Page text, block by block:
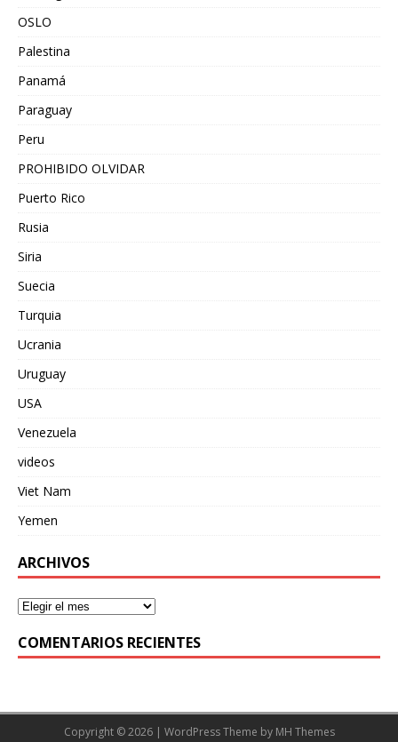
OSLO
Palestina
Panamá
Paraguay
Peru
PROHIBIDO OLVIDAR
Puerto Rico
Rusia
Siria
Suecia
Turquia
Ucrania
Uruguay
USA
Venezuela
videos
Viet Nam
Yemen
ARCHIVOS
COMENTARIOS RECIENTES
Copyright © 2026 | WordPress Theme by MH Themes